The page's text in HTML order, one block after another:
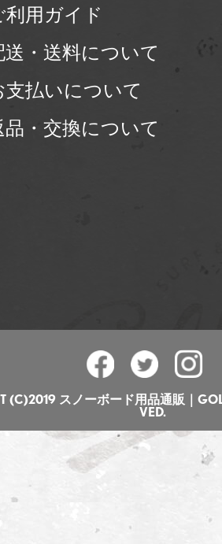
利用ガイド
送・送料について
支払いについて
品・交換について
(C)2019 スノーボード用品通販｜
VED.